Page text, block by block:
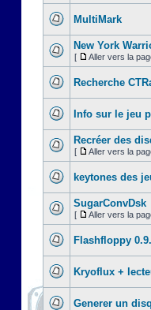
MultiMark
New York
[ Aller vers la
Recherche
Info sur le jeu
Recréer des
[ Aller vers la
keytones des
SugarConvDsk
[ Aller vers la
Flashfloppy
Kryoflux +
Generer un